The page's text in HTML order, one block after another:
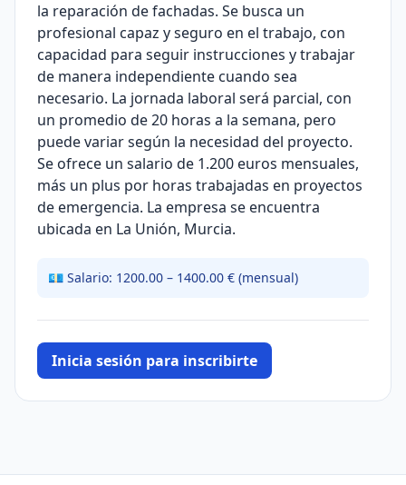
la reparación de fachadas. Se busca un
profesional capaz y seguro en el trabajo, con
capacidad para seguir instrucciones y trabajar
de manera independiente cuando sea
necesario. La jornada laboral será parcial, con
un promedio de 20 horas a la semana, pero
puede variar según la necesidad del proyecto.
Se ofrece un salario de 1.200 euros mensuales,
más un plus por horas trabajadas en proyectos
de emergencia. La empresa se encuentra
ubicada en La Unión, Murcia.
💶 Salario: 1200.00 – 1400.00 € (mensual)
Inicia sesión para inscribirte